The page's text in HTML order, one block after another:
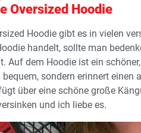
Oversized Hoodie
Hoodie gibt es in vielen
handelt, sollte man
Auf dem Hoodie ist ein
sondern erinnert
über eine schöne große
und ich liebe es.